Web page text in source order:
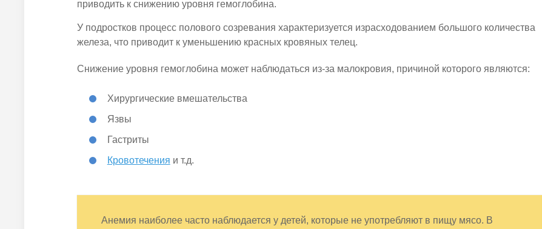
приводить к снижению уровня гемоглобина.
У подростков процесс полового созревания характеризуется израсходованием большого количества
железа, что приводит к уменьшению красных кровяных телец.
Снижение уровня гемоглобина может наблюдаться из-за малокровия, причиной которого являются:
Хирургические вмешательства
Язвы
Гастриты
Кровотечения и т.д.
Анемия наиболее часто наблюдается у детей, которые не употребляют в пищу мясо. В